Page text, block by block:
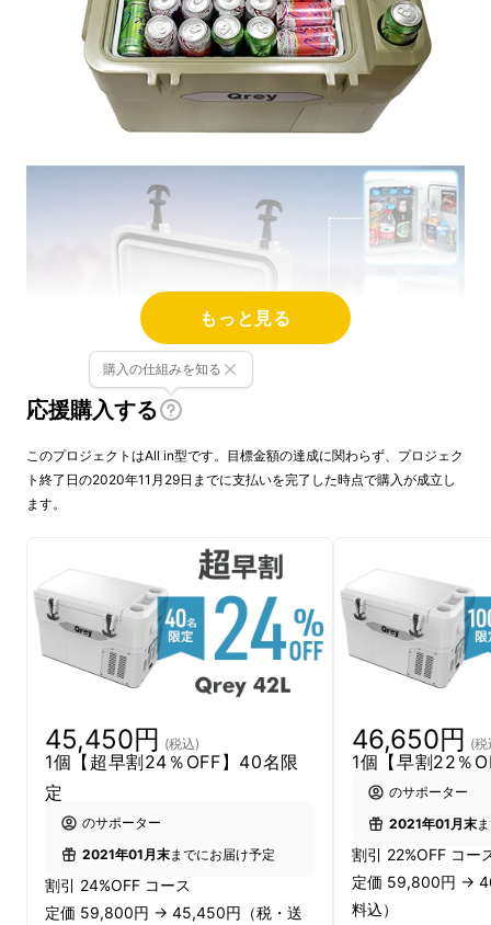
【Qrey （キューレイ）42L】は42L
の大容量を誇るコンプレッサー式の
省エネ設計で
-18℃まで急速冷凍しま
す。
もっと見る
応援購入する
購入の仕組みを知る
このプロジェクトはAll in型です。目標金額の達成に関わらず、プロジェク
ト終了日の2020年11月29日までに支払いを完了した時点で購入が成立し
ます。
45,450円 (税込)
1個【超早割24％OFF】40名限
定
のサポーター
2021年01月末までにお届け予定
割引 24%OFF コース
定価 59,800円 → 45,450円（税・送
46,650円 (税
1個【早割22％
のサポーター
2021年01月末
割引 22%OFF コー
定価 59,800円 →
料込）